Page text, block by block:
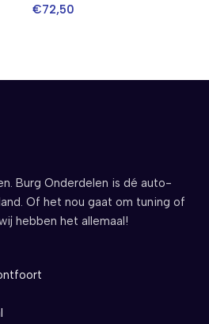
€72,50
Burg Onderdelen is dé auto-
Of het nou gaat om tuning of
hebben het allemaal!